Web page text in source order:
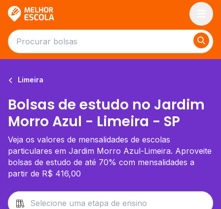
Limeira
Bolsas de estudo no Jardim
Morro Azul - Limeira - SP
Veja os valores de mensalidades de escolas
particulares em Jardim Morro Azul-Limeira. Aproveite
bolsas de estudo de até 70% com mensalidades a
partir de R$ 416,00